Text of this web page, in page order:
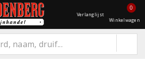
Verlanglijst
0
Winkelwagen